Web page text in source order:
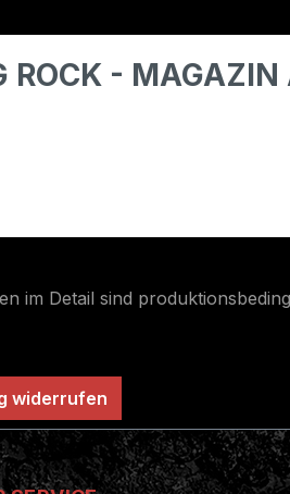
im Detail sind
- MAGAZIN
widerrufen